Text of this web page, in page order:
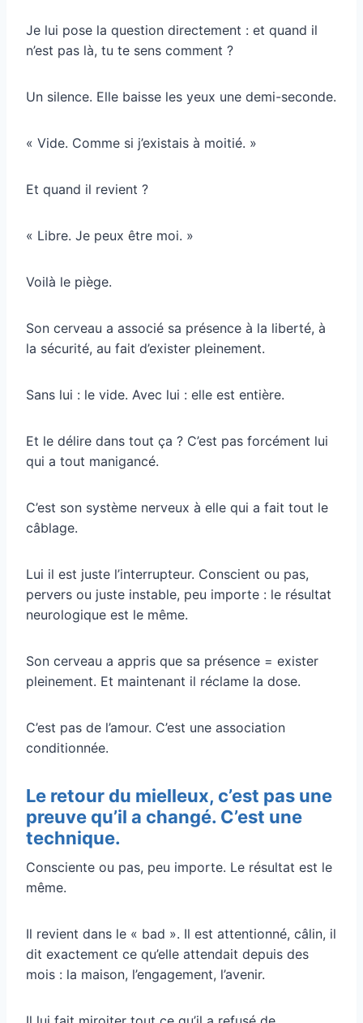
Je lui pose la question directement : et quand il
n’est pas là, tu te sens comment ?
Un silence. Elle baisse les yeux une demi-seconde.
« Vide. Comme si j’existais à moitié. »
Et quand il revient ?
« Libre. Je peux être moi. »
Voilà le piège.
Son cerveau a associé sa présence à la liberté, à
la sécurité, au fait d’exister pleinement.
Sans lui : le vide. Avec lui : elle est entière.
Et le délire dans tout ça ? C’est pas forcément lui
qui a tout manigancé.
C’est son système nerveux à elle qui a fait tout le
câblage.
Lui il est juste l’interrupteur. Conscient ou pas,
pervers ou juste instable, peu importe : le résultat
neurologique est le même.
Son cerveau a appris que sa présence = exister
pleinement. Et maintenant il réclame la dose.
C’est pas de l’amour. C’est une association
conditionnée.
Le retour du mielleux, c’est pas une
preuve qu’il a changé. C’est une
technique.
Consciente ou pas, peu importe. Le résultat est le
même.
Il revient dans le « bad ». Il est attentionné, câlin, il
dit exactement ce qu’elle attendait depuis des
mois : la maison, l’engagement, l’avenir.